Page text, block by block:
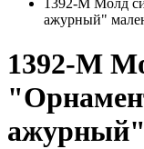
1392-М Молд
ажурный"
1392-М